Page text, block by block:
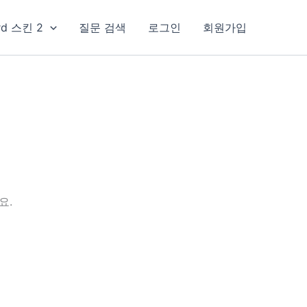
스킨 2 질문 검색 로그인 회원가입
.